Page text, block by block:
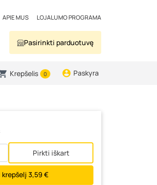
APIE MUS LOJALUMO PROGRAMA
Pasirinkti parduotuvę
Krepšelis 0 Paskyra
Pirkti iškart
krepšelį 3,59 €